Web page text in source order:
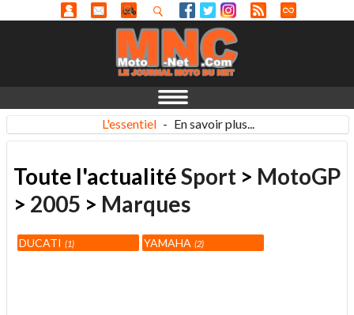
L'essentiel - En savoir plus...
Toute l'actualitéSport > MotoGP
> 2005 > Marques
DUCATI 1 YAMAHA 2